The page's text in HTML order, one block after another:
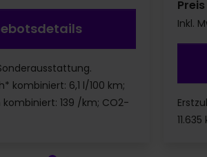
kombiniert: 6,1 l/100 km;
139 /km; CO2-
Inkl.